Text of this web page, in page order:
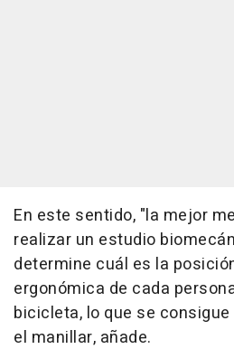
En este sentido, "la mejor
realizar un estudio
determine cuál es la
ergonómica de cada
bicicleta, lo que se
el manillar, añade.